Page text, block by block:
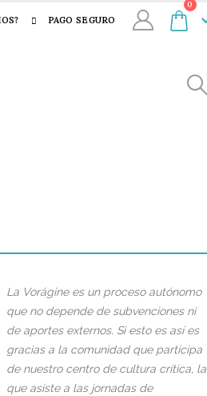
PAGO SEGURO
0
La Vorágine es un proceso autónomo
que no depende de subvenciones ni
de aportes externos. Si esto es así es
gracias a la comunidad que participa
de nuestro centro de cultura crítica, la
que asiste a las jornadas de